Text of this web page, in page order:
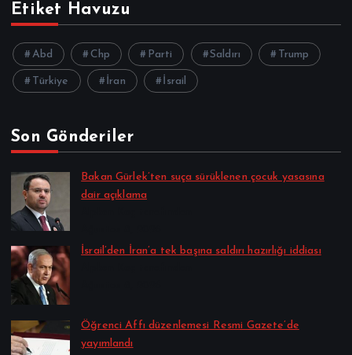
Etiket Havuzu
Abd Chp Parti Saldırı Trump
Türkiye İran İsrail
Son Gönderiler
Bakan Gürlek’ten suça sürüklenen çocuk yasasına
dair açıklama
İsrail’den İran’a tek başına saldırı hazırlığı iddiası
Öğrenci Affı düzenlemesi Resmi Gazete’de
yayımlandı